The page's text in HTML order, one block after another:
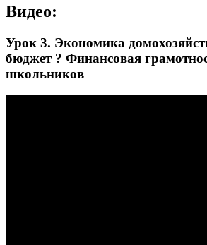
Видео:
Урок 3. Экономика
бюджет ? Финансовая
школьников